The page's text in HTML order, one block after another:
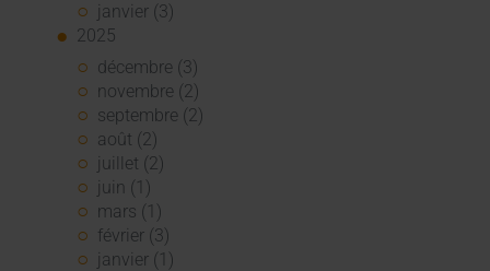
janvier (3)
2025
décembre (3)
novembre (2)
septembre (2)
août (2)
juillet (2)
juin (1)
mars (1)
février (3)
janvier (1)